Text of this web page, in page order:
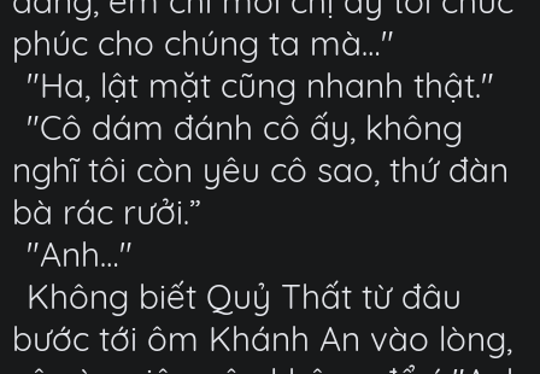
phúc cho chúng ta mà…"
"Ha, lật mặt cũng nhanh thật."
"Cô dám đánh cô ấy, không
nghĩ tôi còn yêu cô sao, thứ đàn
bà rác rưởi.”
"Anh…"
Không biết Quỷ Thất từ đâu
bước tới ôm Khánh An vào lòng,